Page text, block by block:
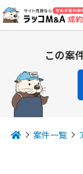
この案
案件一覧